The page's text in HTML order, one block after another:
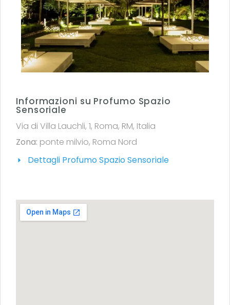
Informazioni su Profumo Spazio
Sensoriale
Via di Villa Lauchli, 1, Roma, RM, Italia
Zona: ponte milvio, Roma Nord
Dettagli Profumo Spazio Sensoriale